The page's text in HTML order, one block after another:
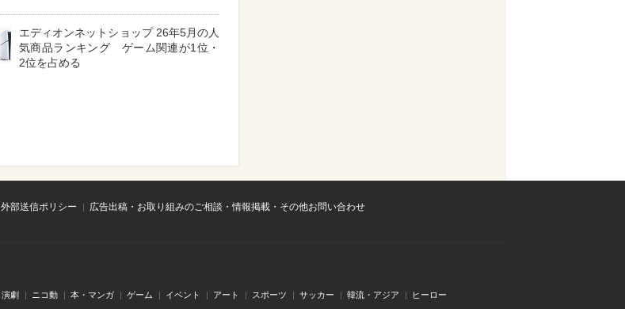
エディオンネットショップ 26年5月の人
気商品ランキング ゲーム関連が1位・
2位を占める
外部送信ポリシー
広告出稿・お取り組みのご相談・情報掲載・その他お問い合わせ
演劇 ニコ動 本・マンガ ゲーム イベント アート スポーツ サッカー 韓流・アジア ヒーロー